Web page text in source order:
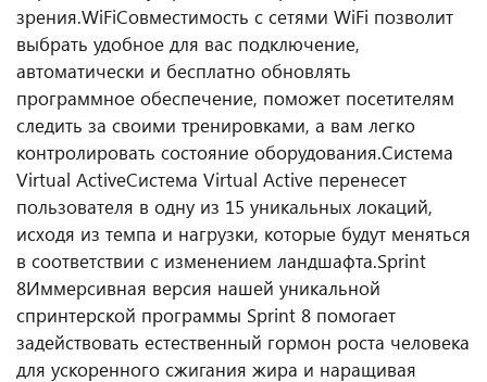
зрения.WiFiСовместимость с сетями WiFi позволит
выбрать удобное для вас подключение,
автоматически и бесплатно обновлять
программное обеспечение, поможет посетителям
следить за своими тренировками, а вам легко
контролировать состояние оборудования.Система
Virtual ActiveСистема Virtual Active перенесет
пользователя в одну из 15 уникальных локаций,
исходя из темпа и нагрузки, которые будут меняться
в соответствии с изменением ландшафта.Sprint
8Иммерсивная версия нашей уникальной
спринтерской программы Sprint 8 помогает
задействовать естественный гормон роста человека
для ускоренного сжигания жира и наращивая